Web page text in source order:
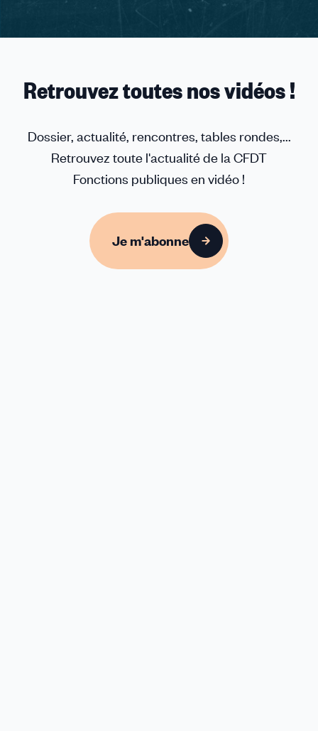
Retrouvez toutes nos vidéos !
Dossier, actualité, rencontres, tables rondes,...
Retrouvez toute l'actualité de la CFDT
Fonctions publiques en vidéo !
Je m'abonne